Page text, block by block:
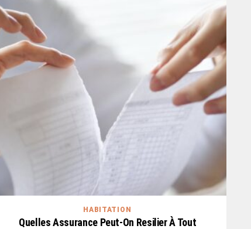
HABITATION
Quelles Assurance Peut-On Resilier À Tout